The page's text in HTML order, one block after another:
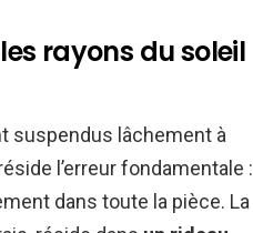
rayons du soleil
suspendus lâchement à
l’erreur fondamentale :
dans toute la pièce. La